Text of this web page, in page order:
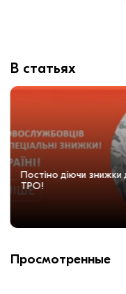
В статьях
Постіно діючи знижки
ТРО!
Просмотренные